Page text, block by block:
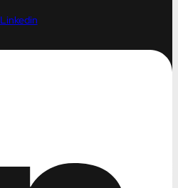
Linkedin